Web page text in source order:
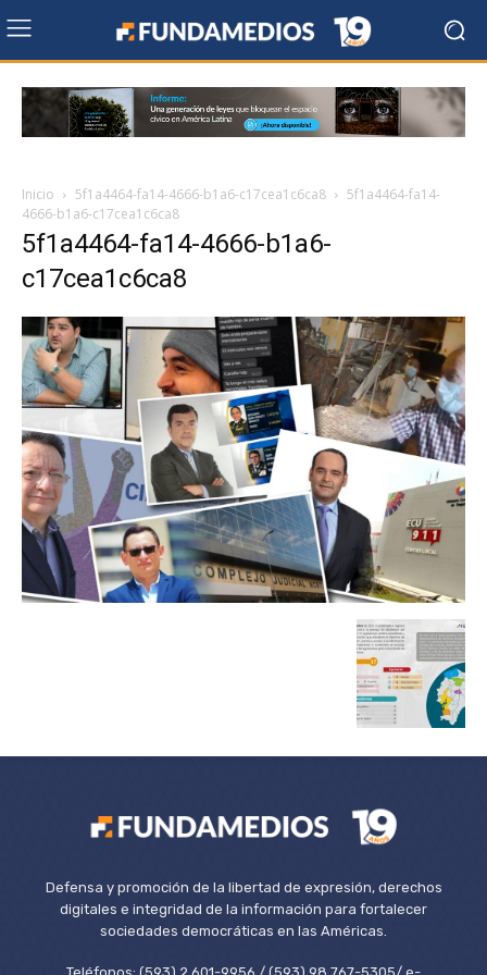
Inicio 5f1a4464-fa14-4666-b1a6-c17cea1c6ca8
5f1a4464-fa14-
4666-b1a6-c17cea1c6ca8
5f1a4464-fa14-4666-b1a6-
c17cea1c6ca8
Defensa y promoción de la libertad de expresión, derechos
digitales e integridad de la información para fortalecer
sociedades democráticas en las Américas.